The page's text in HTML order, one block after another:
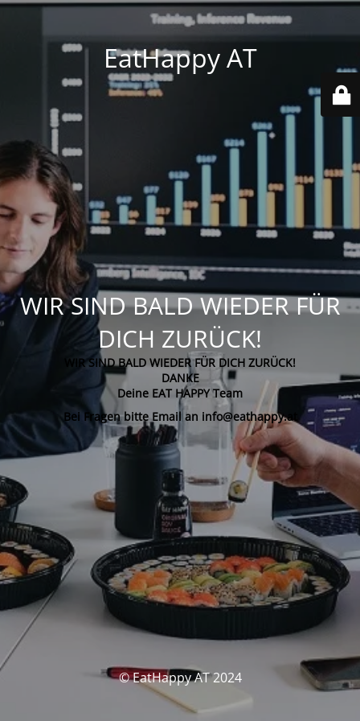
EatHappy AT
WIR SIND BALD WIEDER FÜR
DICH ZURÜCK!
WIR SIND BALD WIEDER FÜR DICH ZURÜCK!
DANKE
Deine EAT HAPPY Team
Bei Fragen bitte Email an info@eathappy.at
© EatHappy AT 2024